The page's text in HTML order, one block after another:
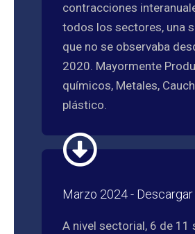
contracciones
todos los sectores, una
que no se observaba
2020. Mayormente
químicos, Metales,
plástico.
Marzo 2024 - Descargar
A nivel sectorial, 6 de 11